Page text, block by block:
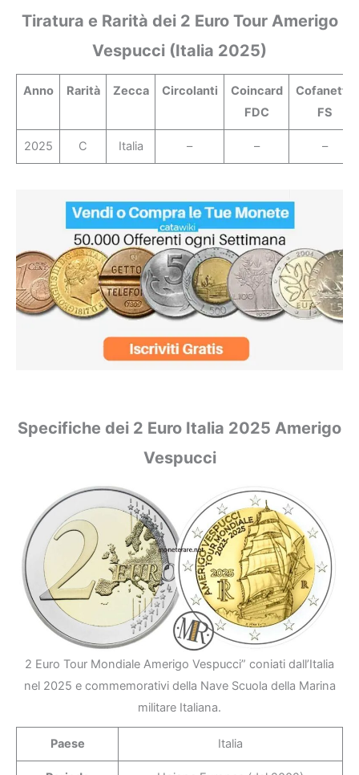
Tiratura e Rarità dei 2 Euro Tour Amerigo
Vespucci (Italia 2025)
Anno Rarità Zecca Circolanti
Coincard
FDC
Cofanetto
FS
2025 C Italia – – –
Specifiche dei 2 Euro Italia 2025 Amerigo
Vespucci
2 Euro Tour Mondiale Amerigo Vespucci” coniati dall’Italia
nel 2025 e commemorativi della Nave Scuola della Marina
militare Italiana.
Paese Italia